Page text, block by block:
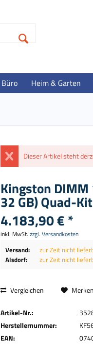
Büro Heim & Garten
Dieser Artikel steht
Kingston DIMM
32 GB) Quad-Kit
4.183,90 € *
inkl. MwSt. zzgl. Versandkosten
Versand:
zur Zeit nicht
Alsdorf:
zur Zeit nicht
Vergleichen Merken
Artikel-Nr.:
Herstellernummer:
EAN: